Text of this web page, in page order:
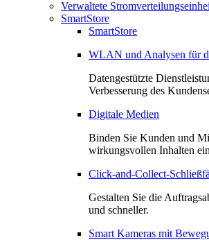
Verwaltete
SmartStore
SmartStore
WLAN und Analysen für
Datengestützte
Verbesserung des
Digitale Medien
Binden Sie Kunden und
wirkungsvollen Inhalten
Click-and-Collect-
Gestalten Sie die
und schneller.
Smart Kameras mit